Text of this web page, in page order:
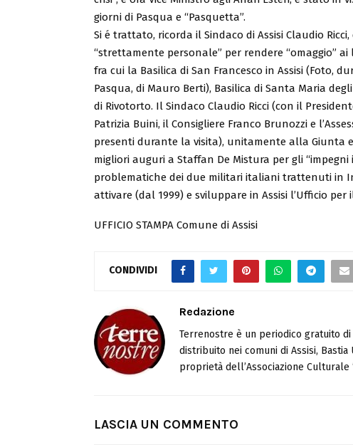
giorni di Pasqua e “Pasquetta”.
Si é trattato, ricorda il Sindaco di Assisi Claudio
“strettamente personale” per rendere “omaggio”
fra cui la Basilica di San Francesco in Assisi (Foto,
Pasqua, di Mauro Berti), Basilica di Santa Maria
di Rivotorto. Il Sindaco Claudio Ricci (con il
Patrizia Buini, il Consigliere Franco Brunozzi e
presenti durante la visita), unitamente alla Giunta
migliori auguri a Staffan De Mistura per gli
problematiche dei due militari italiani trattenuti in
attivare (dal 1999) e sviluppare in Assisi l’Ufficio
UFFICIO STAMPA Comune di Assisi
CONDIVIDI
Redazione
Terrenostre è un periodico gratuito
distribuito nei comuni di Assisi,
proprietà dell’Associazione Culturale
LASCIA UN COMMENTO